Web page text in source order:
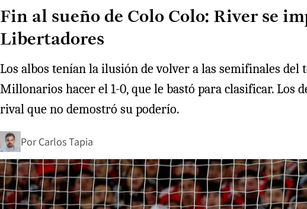
Fin al sueño de Colo Colo: River se
Libertadores
Los albos tenían la ilusión de volver a las semifinales del
Millonarios hacer el 1-0, que le bastó para clasificar. Los
rival que no demostró su poderío.
Por Carlos Tapia